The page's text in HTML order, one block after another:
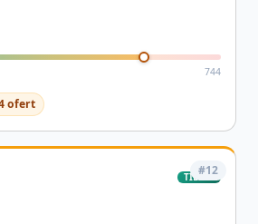
744
ofert
#12
TIER-1